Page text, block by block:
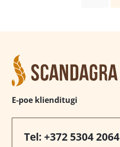
E-poe klienditugi
Tel: +372 5304 2064